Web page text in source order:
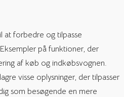
at forbedre og tilpasse
på funktioner, der
af køb og indkøbsvognen.
visse oplysninger, der tilpasser
som besøgende en mere